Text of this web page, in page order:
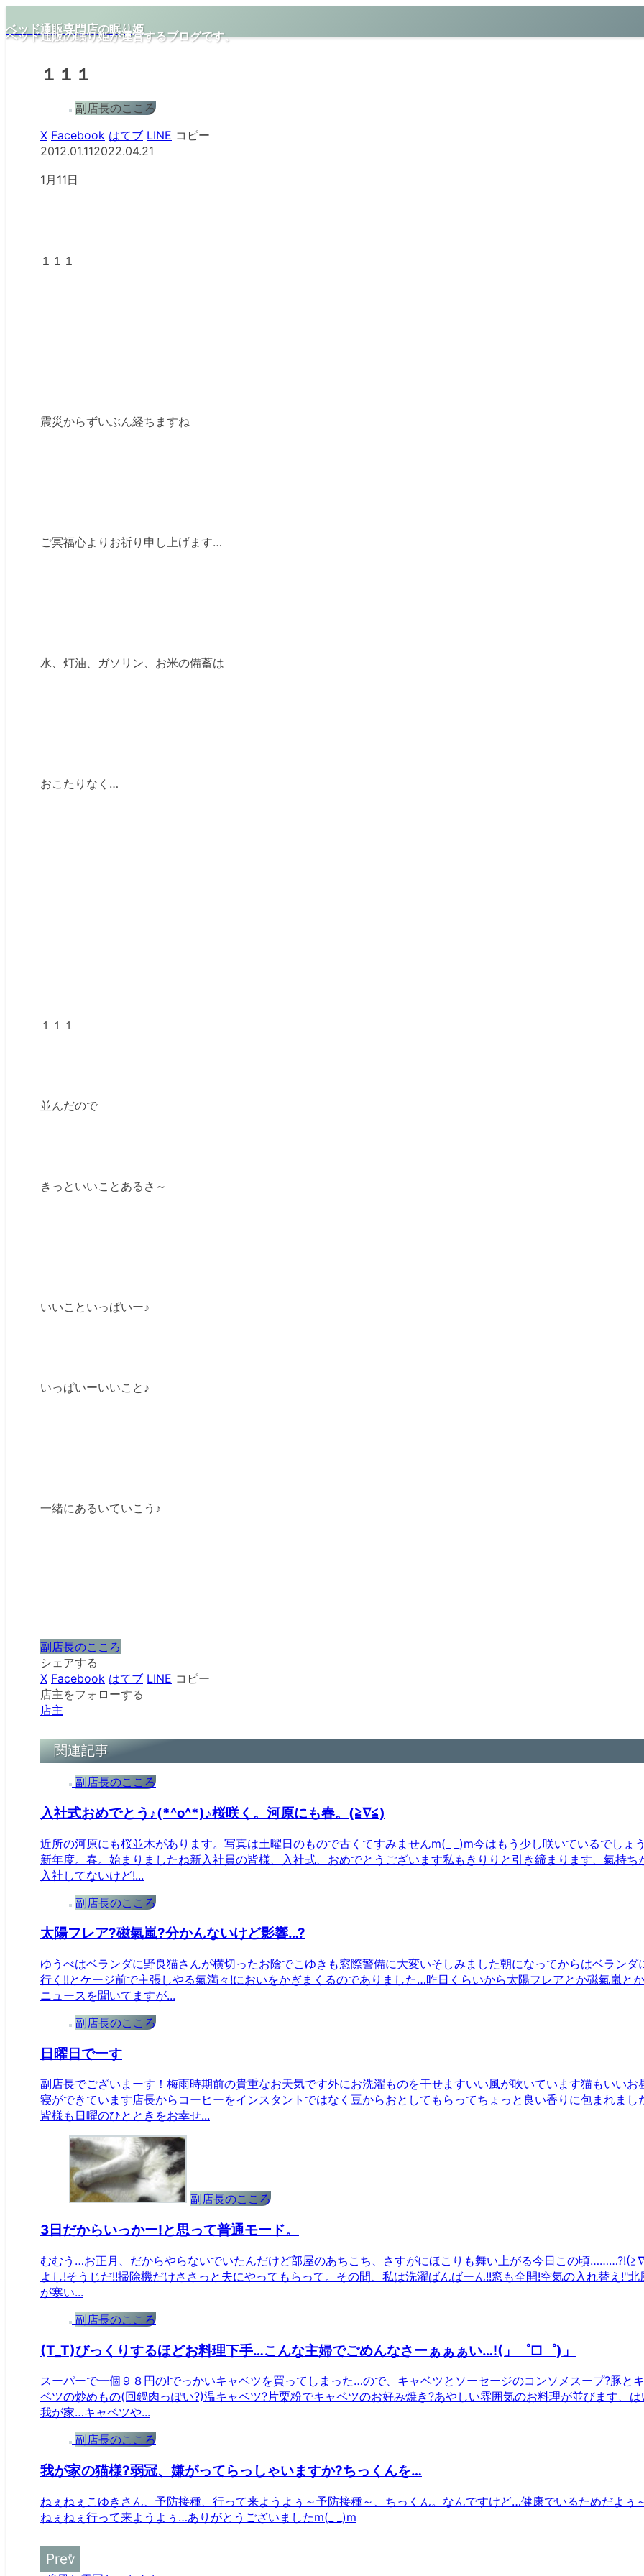
ベッド通販の眠り姫が運営するブログです。
ベッド通販専門店の眠り姫
１１１
副店長のこころ
X Facebook はてブ LINE コピー
2012.01.112022.04.21
1月11日
１１１
震災からずいぶん経ちますね
ご冥福心よりお祈り申し上げます…
水、灯油、ガソリン、お米の備蓄は
おこたりなく…
１１１
並んだので
きっといいことあるさ～
いいこといっぱいー♪
いっぱいーいいこと♪
一緒にあるいていこう♪
副店長のこころ
シェアする
X Facebook はてブ LINE コピー
店主をフォローする
店主
関連記事
副店長のこころ
入社式おめでとう♪(*^o^*)♪桜咲く。河原にも春。(≧∇≦)
近所の河原にも桜並木があります。写真は土曜日のもので古くてすみませんm(_ _)m今はもう少し咲いているでしょ
新年度。春。始まりましたね新入社員の皆様、入社式、おめでとうございます私もきりりと引き締まります、氣持ち
入社してないけど!...
副店長のこころ
太陽フレア?磁氣嵐?分かんないけど影響…?
ゆうべはベランダに野良猫さんが横切ったお陰でこゆきも窓際警備に大変いそしみました朝になってからはベランダ
行く!!とケージ前で主張しやる氣満々!においをかぎまくるのでありました…昨日くらいから太陽フレアとか磁氣嵐と
ニュースを聞いてますが...
副店長のこころ
日曜日でーす
副店長でございまーす！梅雨時期前の貴重なお天気です外にお洗濯ものを干せますいい風が吹いています猫もいいお
寝ができています店長からコーヒーをインスタントではなく豆からおとしてもらってちょっと良い香りに包まれまし
皆様も日曜のひとときをお幸せ...
副店長のこころ
3日だからいっかー!と思って普通モード。
むむう…お正月、だからやらないでいたんだけど部屋のあちこち、さすがにほこりも舞い上がる今日この頃
よし!そうじだ!!掃除機だけささっと夫にやってもらって。その間、私は洗濯ばんばーん!!窓も全開!空氣の入れ替え!"北
が寒い...
副店長のこころ
(T_T)びっくりするほどお料理下手…こんな主婦でごめんなさーぁぁぁい…!(」゜□゜)」
スーパーで一個９８円の!でっかいキャベツを買ってしまった…ので、キャベツとソーセージのコンソメスープ?豚と
ベツの炒めもの(回鍋肉っぽい?)温キャベツ?片栗粉でキャベツのお好み焼き?あやしい雰囲気のお料理が並びます、は
我が家…キャベツや...
副店長のこころ
我が家の猫様?弱冠、嫌がってらっしゃいますか?ちっくんを…
ねぇねぇこゆきさん、予防接種、行って来ようよぅ～予防接種～、ちっくん。なんですけど…健康でいるためだよぅ
ねぇねぇ行って来ようよぅ…ありがとうございましたm(_ _)m